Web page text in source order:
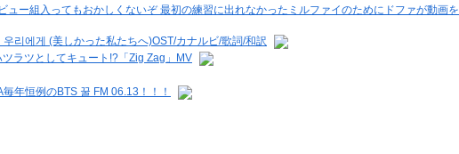
ュー組入ってもおかしくないぞ 最初の練習に出れなかったミルファイのためにドファが動画を
리에게 (美しかった私たちへ)OST/カナルビ/歌詞/和訳
ラツとしてキュート!?「Zig Zag」MV
年恒例のBTS 꿀 FM 06.13！！！